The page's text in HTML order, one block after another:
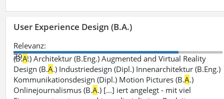
User Experience Design (B.A.)
Relevanz:
79%
(B.A.) Architektur (B.Eng.) Augmented and Virtual Reality
Design (B.A.) Industriedesign (Dipl.) Innenarchitektur (B.Eng.)
Kommunikationsdesign (Dipl.) Motion Pictures (B.A.)
Onlinejournalismus (B.A.) [...] iert angelegt - mit viel